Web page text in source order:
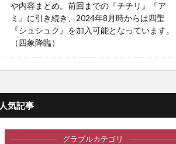
や内容まとめ。前回までの『チチリ』『ア
ミ』に引き続き、2024年8月時からは四聖
『シュシュク』を加入可能となっています。
（四象降臨）
人気記事
グラブルカテゴリ